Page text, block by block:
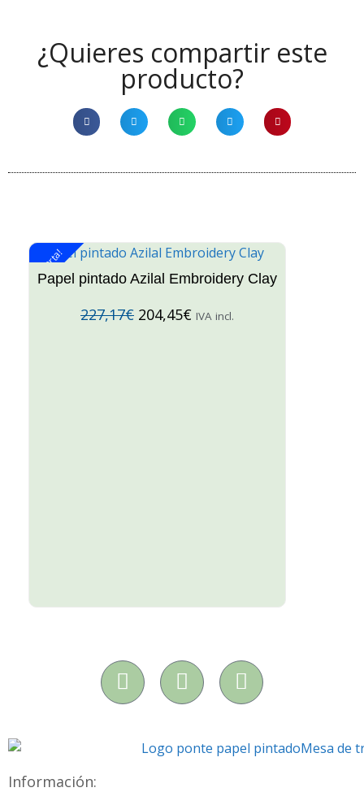
¿Quieres compartir este
producto?
¡Oferta!
Papel pintado Azilal Embroidery Clay
227,17€ 204,45€ IVA incl.
Información: